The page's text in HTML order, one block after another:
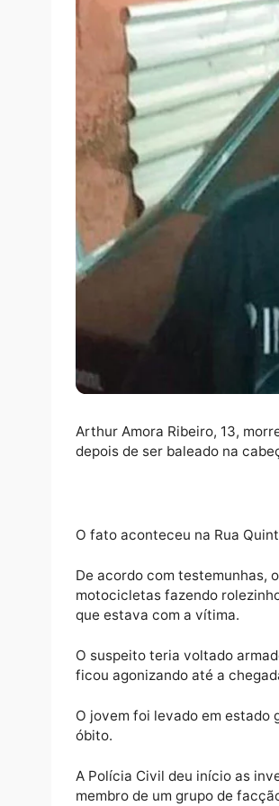
depois de ser baleado na
De acordo com
motocicletas fazendo
que estava com a vítima.
O suspeito teria voltado
ficou agonizando até a